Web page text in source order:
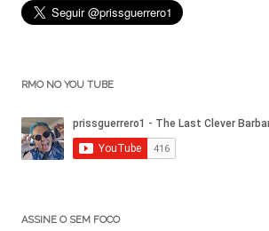
RMO NO YOU TUBE
ASSINE O SEM FOCO